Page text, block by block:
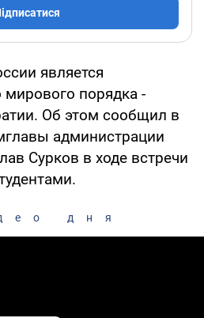
является
порядка -
Об этом сообщил в
администрации
Сурков в ходе встречи
дня